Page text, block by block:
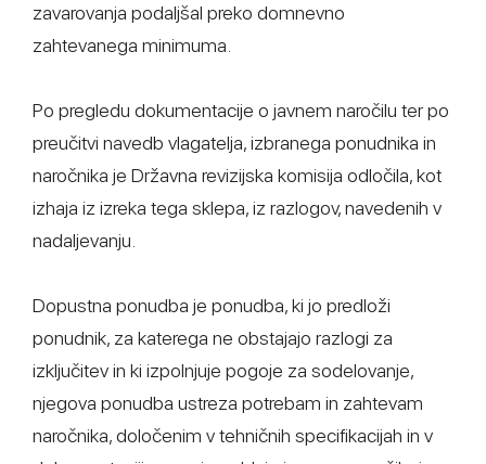
zavarovanja podaljšal preko domnevno
zahtevanega minimuma.
Po pregledu dokumentacije o javnem naročilu ter po
preučitvi navedb vlagatelja, izbranega ponudnika in
naročnika je Državna revizijska komisija odločila, kot
izhaja iz izreka tega sklepa, iz razlogov, navedenih v
nadaljevanju.
Dopustna ponudba je ponudba, ki jo predloži
ponudnik, za katerega ne obstajajo razlogi za
izključitev in ki izpolnjuje pogoje za sodelovanje,
njegova ponudba ustreza potrebam in zahtevam
naročnika, določenim v tehničnih specifikacijah in v